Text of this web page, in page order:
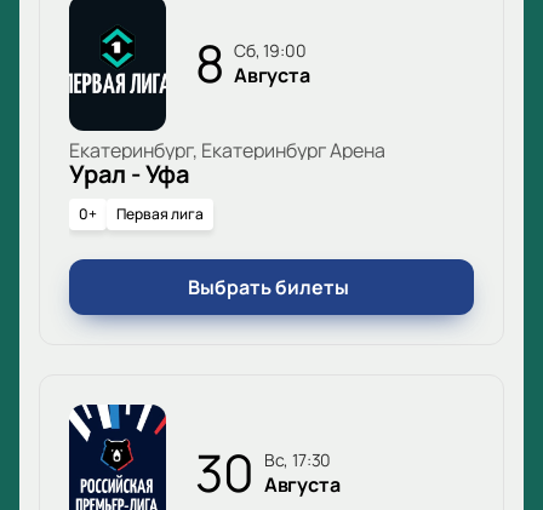
8 сб, 19:00
Августа
Екатеринбург, Екатеринбург Арена
Урал - Уфа
0+ Первая лига
Выбрать билеты
30 вс, 17:30
Августа